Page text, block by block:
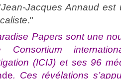
Jean-Jacques Annaud
."
Papers sont une
(ICIJ) et ses 96
. Ces révélations